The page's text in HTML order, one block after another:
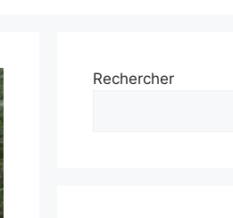
Rechercher